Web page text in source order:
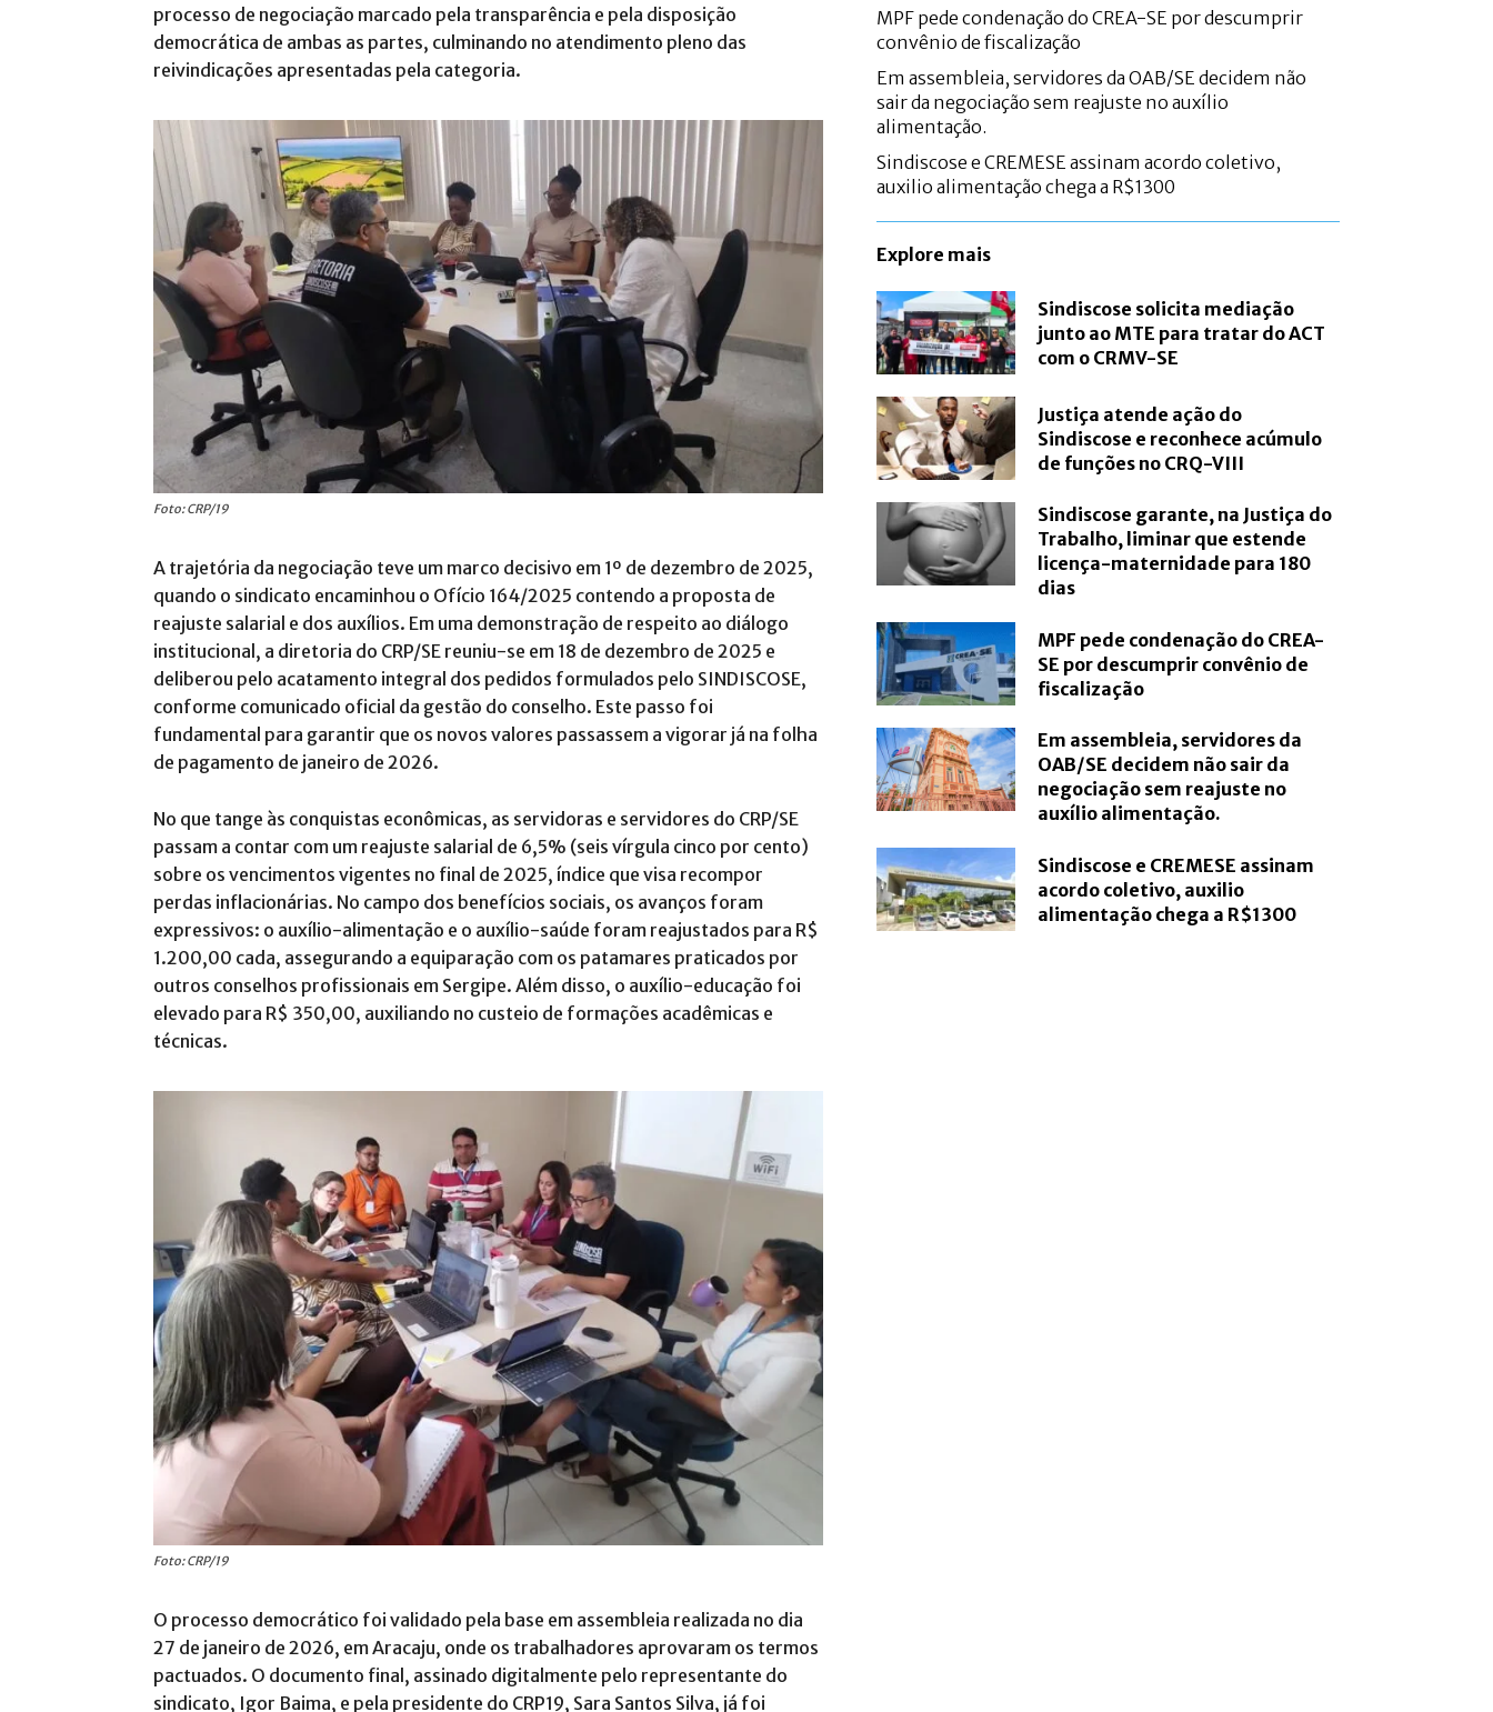
processo de negociação marcado pela transparência e pela disposição
democrática de ambas as partes, culminando no atendimento pleno das
reivindicações apresentadas pela categoria.
Foto: CRP/19
A trajetória da negociação teve um marco decisivo em 1º de dezembro de 2025,
quando o sindicato encaminhou o Ofício 164/2025 contendo a proposta de
reajuste salarial e dos auxílios. Em uma demonstração de respeito ao diálogo
institucional, a diretoria do CRP/SE reuniu-se em 18 de dezembro de 2025 e
deliberou pelo acatamento integral dos pedidos formulados pelo SINDISCOSE,
conforme comunicado oficial da gestão do conselho. Este passo foi
fundamental para garantir que os novos valores passassem a vigorar já na folha
de pagamento de janeiro de 2026.
No que tange às conquistas econômicas, as servidoras e servidores do CRP/SE
passam a contar com um reajuste salarial de 6,5% (seis vírgula cinco por cento)
sobre os vencimentos vigentes no final de 2025, índice que visa recompor
perdas inflacionárias. No campo dos benefícios sociais, os avanços foram
expressivos: o auxílio-alimentação e o auxílio-saúde foram reajustados para R$
1.200,00 cada, assegurando a equiparação com os patamares praticados por
outros conselhos profissionais em Sergipe. Além disso, o auxílio-educação foi
elevado para R$ 350,00, auxiliando no custeio de formações acadêmicas e
técnicas.
Foto: CRP/19
O processo democrático foi validado pela base em assembleia realizada no dia
27 de janeiro de 2026, em Aracaju, onde os trabalhadores aprovaram os termos
pactuados. O documento final, assinado digitalmente pelo representante do
sindicato, Igor Baima, e pela presidente do CRP19, Sara Santos Silva, já foi
MPF pede condenação do CREA-SE por descumprir
convênio de fiscalização
Em assembleia, servidores da OAB/SE decidem não
sair da negociação sem reajuste no auxílio
alimentação.
Sindiscose e CREMESE assinam acordo coletivo,
auxilio alimentação chega a R$1300
Explore mais
Sindiscose solicita mediação
junto ao MTE para tratar do ACT
com o CRMV-SE
Justiça atende ação do
Sindiscose e reconhece acúmulo
de funções no CRQ-VIII
Sindiscose garante, na Justiça do
Trabalho, liminar que estende
licença-maternidade para 180
dias
MPF pede condenação do CREA-
SE por descumprir convênio de
fiscalização
Em assembleia, servidores da
OAB/SE decidem não sair da
negociação sem reajuste no
auxílio alimentação.
Sindiscose e CREMESE assinam
acordo coletivo, auxilio
alimentação chega a R$1300